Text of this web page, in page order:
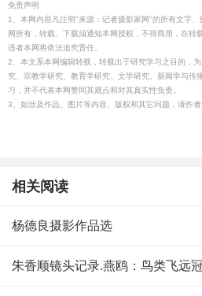
免责声明
1、本网内容凡注明"来源：记者摄影家网"的所有文字
网所有，转载、下载须通知本网授权，不得商用，在转
违者本网将依法追究责任。
2、本文系本网编辑转载，转载出于研究学习之目的，
究、宗教学研究、教育学研究、文学研究、新闻学与传
习，并不代表本网赞同其观点和对其真实性负责。
3、如涉及作品、图片等内容、版权和其它问题，请作
相关阅读
杨德良摄影作品选
朱香顺镜头记录.燕鸥：鸟类飞远